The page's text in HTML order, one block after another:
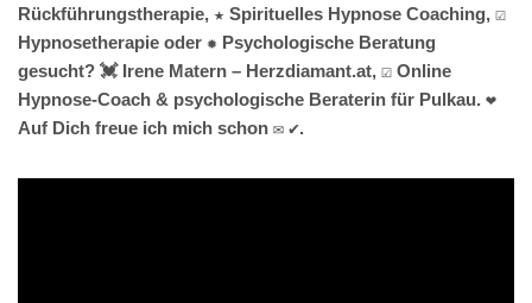
Rückführungstherapie, ★ Spirituelles Hypnose Coaching, ☑️
Hypnosetherapie oder ✹ Psychologische Beratung
gesucht? 💓️ Irene Matern – Herzdiamant.at, ☑️ Online
Hypnose-Coach & psychologische Beraterin für Pulkau. ❤
Auf Dich freue ich mich schon ✉ ✔.